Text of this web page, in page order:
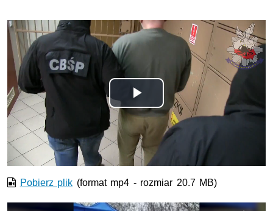
Odtwórz
wideo
Pobierz plik (format mp4 - rozmiar 20.7 MB)